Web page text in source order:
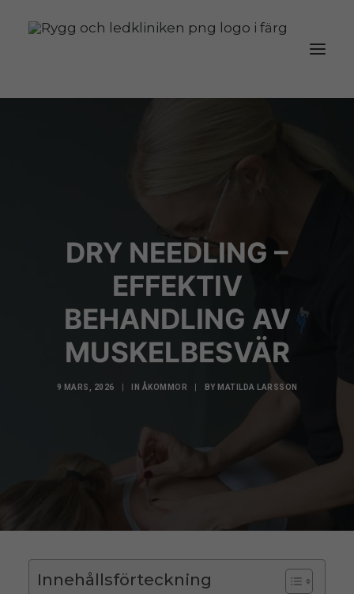
DRY NEEDLING –
EFFEKTIV
BEHANDLING AV
MUSKELBESVÄR
9 MARS, 2026 IN ÅKOMMOR BY MATILDA LARSSON
Innehållsförteckning